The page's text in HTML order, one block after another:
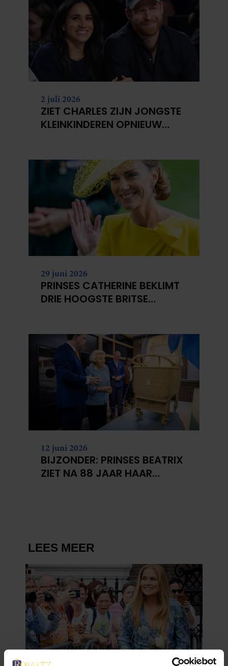
2 juli 2026
ZIET CHARLES ZIJN JONGSTE
KLEINKINDEREN OPNIEUW
29 juni 2026
PRINSES CATHERINE BEKLIMT
DRIE HOOGSTE BRITSE
12 juni 2026
BIJZONDER: PRINSES BEATRIX
ZIET NA 88 JAAR HAAR